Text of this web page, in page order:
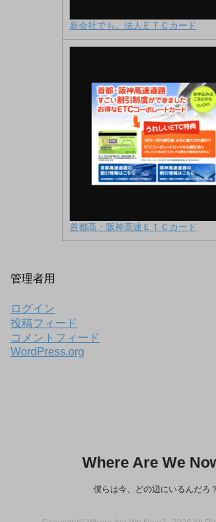
新会社でも。法人ＥＴＣカード
首都高・阪神高速ＥＴＣカード
管理者用
ログイン
投稿フィード
コメントフィード
WordPress.org
Where Are We
僕らは今、どの辺にいるんだろ？